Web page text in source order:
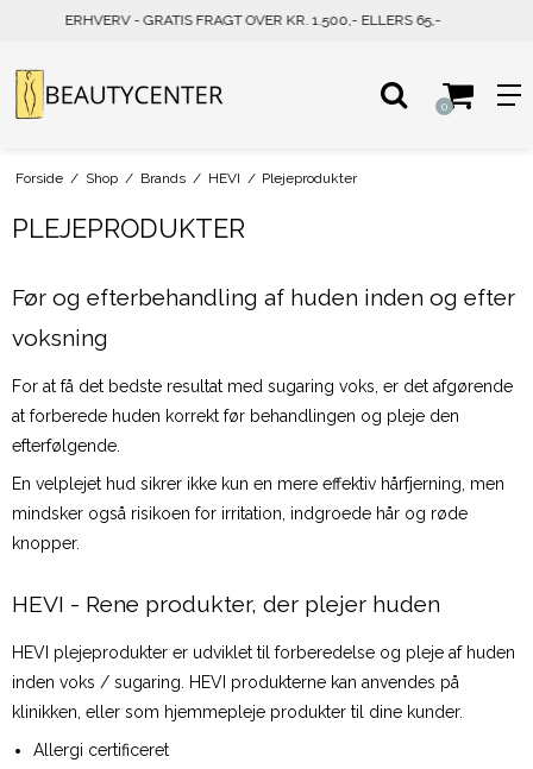
PRIVAT - GRATIS FRAGT OVER KR. 500,- ELLERS 39,-
0
Forside / Shop / Brands / HEVI / Plejeprodukter
PLEJEPRODUKTER
Før og efterbehandling af huden inden og efter
voksning
For at få det bedste resultat med sugaring voks, er det afgørende
at forberede huden korrekt før behandlingen og pleje den
efterfølgende.
En velplejet hud sikrer ikke kun en mere effektiv hårfjerning, men
mindsker også risikoen for irritation, indgroede hår og røde
knopper.
HEVI - Rene produkter, der plejer huden
HEVI plejeprodukter er udviklet til forberedelse og pleje af huden
inden voks / sugaring. HEVI produkterne kan anvendes på
klinikken, eller som hjemmepleje produkter til dine kunder.
Allergi certificeret